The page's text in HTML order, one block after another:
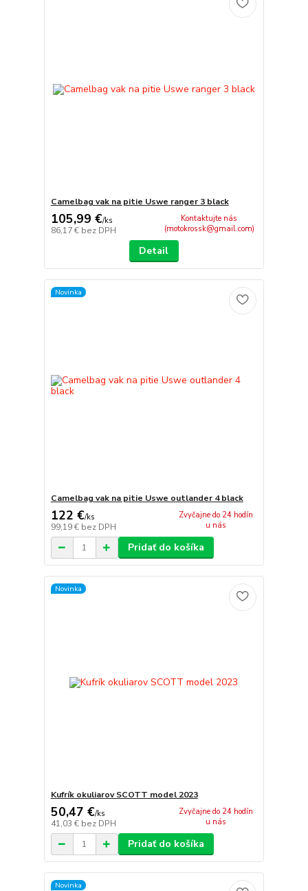
Camelbag vak na pitie Uswe ranger 3 black
105,99 €/ks
86,17 € bez DPH
Kontaktujte nás
(motokrossk@gmail.com)
Detail
Novinka
Camelbag vak na pitie Uswe outlander 4 black
122 €/ks
99,19 € bez DPH
Zvyčajne do 24 hodín
u nás
Pridať do košíka
Novinka
Kufrík okuliarov SCOTT model 2023
50,47 €/ks
41,03 € bez DPH
Zvyčajne do 24 hodín
u nás
Pridať do košíka
Novinka